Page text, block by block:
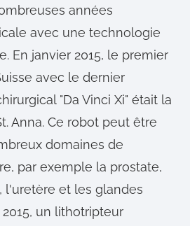
années
avec une technologie
En janvier 2015, le premier
avec le dernier
"Da Vinci Xi" était la
Anna. Ce robot peut être
domaines de
par exemple la prostate,
l'uretère et les glandes
un lithotripteur